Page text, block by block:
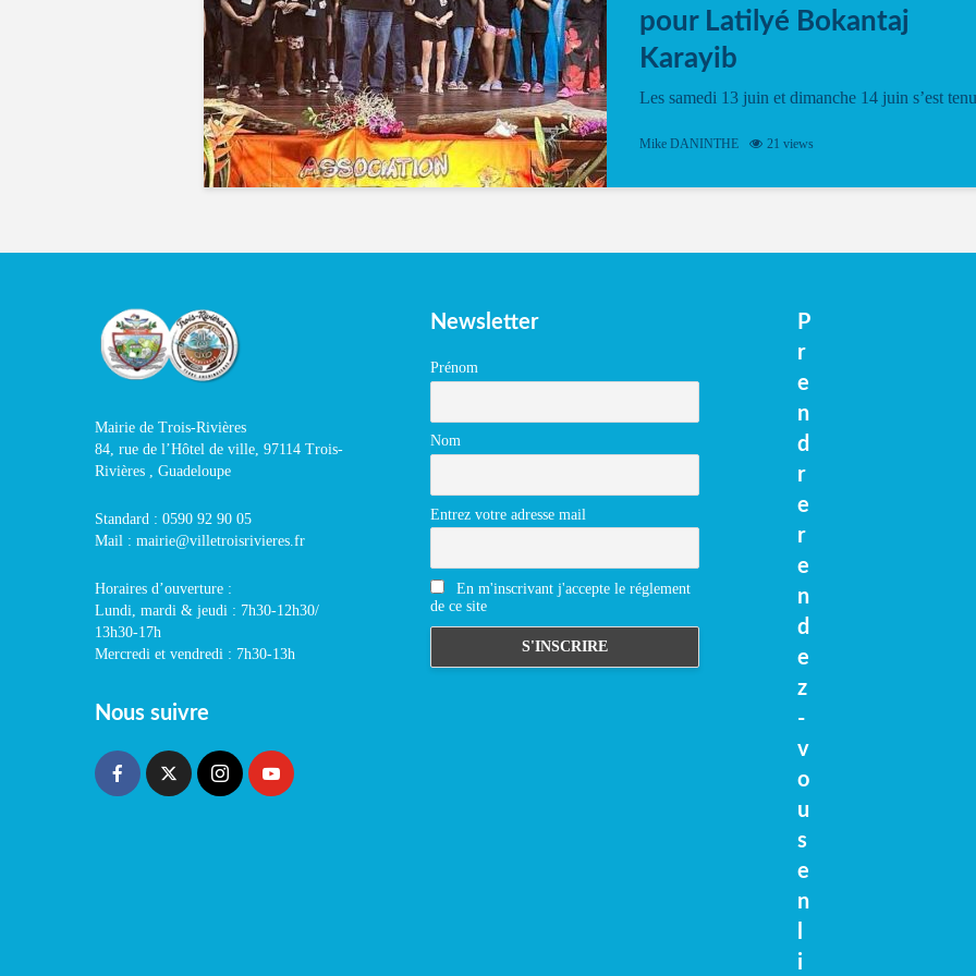
pour Latilyé Bokantaj
Karayib
Les samedi 13 juin et dimanche 14 juin s’est tenu
vibrant à Pierrot Narouman, organisé par
spectacle de fin d’année, présenté à la salle...
Mike DANINTHE 21 views
Mairie de Trois-Rivières
84, rue de l’Hôtel de ville, 97114 Trois-
Rivières , Guadeloupe
Standard : 0590 92 90 05
Mail : mairie@villetroisrivieres.fr
Horaires d’ouverture :
Lundi, mardi & jeudi : 7h30-12h30/
13h30-17h
Mercredi et vendredi : 7h30-13h
Nous suivre
Newsletter
Prénom
Nom
Entrez votre adresse mail
En m'inscrivant j'accepte le réglement
de ce site
P
r
e
n
d
r
e
r
e
n
d
e
z
-
v
o
u
s
e
n
i